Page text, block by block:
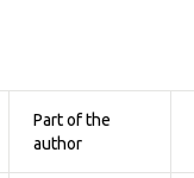
Part of the
author